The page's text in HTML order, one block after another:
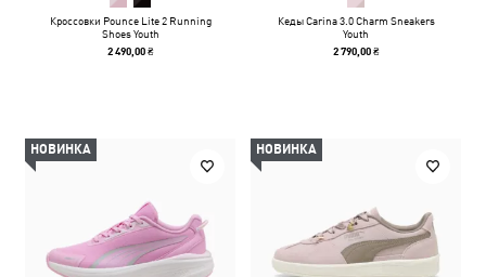
Кроссовки Pounce Lite 2 Running
Shoes Youth
2 490,00 ₴
Кеды Carina 3.0 Charm Sneakers
Youth
2 790,00 ₴
НОВИНКА НОВИНКА